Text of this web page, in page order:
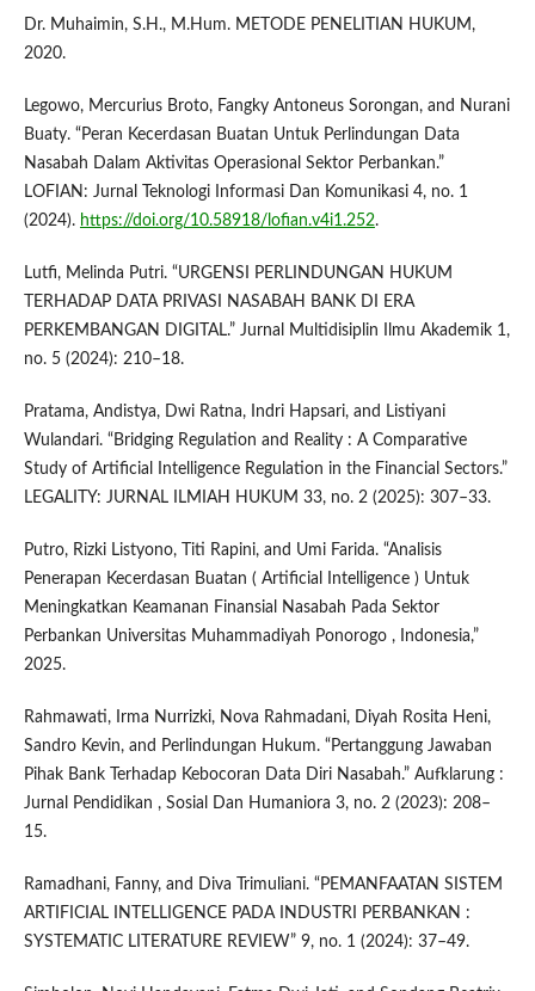
Dr. Muhaimin, S.H., M.Hum. METODE PENELITIAN HUKUM,
2020.
Legowo, Mercurius Broto, Fangky Antoneus Sorongan, and Nurani
Buaty. “Peran Kecerdasan Buatan Untuk Perlindungan Data
Nasabah Dalam Aktivitas Operasional Sektor Perbankan.”
LOFIAN: Jurnal Teknologi Informasi Dan Komunikasi 4, no. 1
(2024). https://doi.org/10.58918/lofian.v4i1.252.
Lutfi, Melinda Putri. “URGENSI PERLINDUNGAN HUKUM
TERHADAP DATA PRIVASI NASABAH BANK DI ERA
PERKEMBANGAN DIGITAL.” Jurnal Multidisiplin Ilmu Akademik 1,
no. 5 (2024): 210–18.
Pratama, Andistya, Dwi Ratna, Indri Hapsari, and Listiyani
Wulandari. “Bridging Regulation and Reality : A Comparative
Study of Artificial Intelligence Regulation in the Financial Sectors.”
LEGALITY: JURNAL ILMIAH HUKUM 33, no. 2 (2025): 307–33.
Putro, Rizki Listyono, Titi Rapini, and Umi Farida. “Analisis
Penerapan Kecerdasan Buatan ( Artificial Intelligence ) Untuk
Meningkatkan Keamanan Finansial Nasabah Pada Sektor
Perbankan Universitas Muhammadiyah Ponorogo , Indonesia,”
2025.
Rahmawati, Irma Nurrizki, Nova Rahmadani, Diyah Rosita Heni,
Sandro Kevin, and Perlindungan Hukum. “Pertanggung Jawaban
Pihak Bank Terhadap Kebocoran Data Diri Nasabah.” Aufklarung :
Jurnal Pendidikan , Sosial Dan Humaniora 3, no. 2 (2023): 208–
15.
Ramadhani, Fanny, and Diva Trimuliani. “PEMANFAATAN SISTEM
ARTIFICIAL INTELLIGENCE PADA INDUSTRI PERBANKAN :
SYSTEMATIC LITERATURE REVIEW” 9, no. 1 (2024): 37–49.